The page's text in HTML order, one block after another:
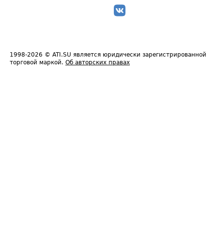
1998-2026 © ATI.SU является юридически зарегистрированной
торговой маркой. Об авторских правах